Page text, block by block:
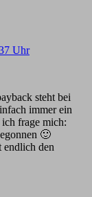
Uhr
steht bei
immer ein
frage mich:
🙂
endlich den